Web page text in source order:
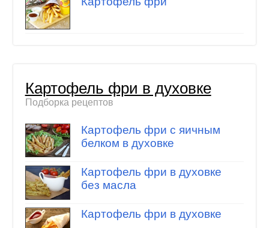
Картофель фри в духовке
Подборка рецептов
Картофель фри с яичным
белком в духовке
Картофель фри в духовке
без масла
Картофель фри в духовке